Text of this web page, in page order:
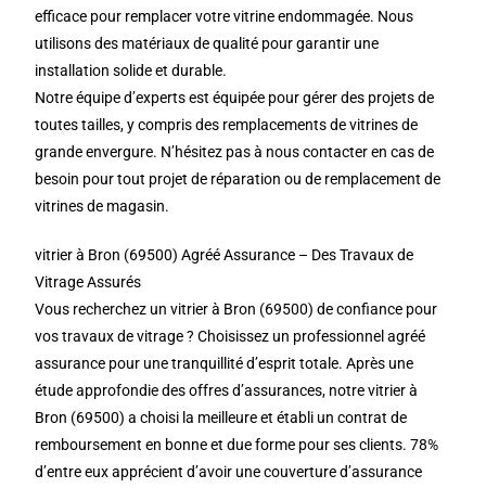
efficace pour remplacer votre vitrine endommagée. Nous
utilisons des matériaux de qualité pour garantir une
installation solide et durable.
Notre équipe d’experts est équipée pour gérer des projets de
toutes tailles, y compris des remplacements de vitrines de
grande envergure. N’hésitez pas à nous contacter en cas de
besoin pour tout projet de réparation ou de remplacement de
vitrines de magasin.
vitrier à Bron (69500) Agréé Assurance – Des Travaux de
Vitrage Assurés
Vous recherchez un vitrier à Bron (69500) de confiance pour
vos travaux de vitrage ? Choisissez un professionnel agréé
assurance pour une tranquillité d’esprit totale. Après une
étude approfondie des offres d’assurances, notre vitrier à
Bron (69500) a choisi la meilleure et établi un contrat de
remboursement en bonne et due forme pour ses clients. 78%
d’entre eux apprécient d’avoir une couverture d’assurance